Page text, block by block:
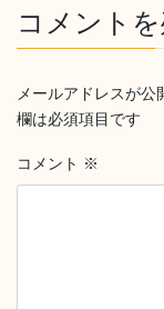
コメント
メールアドレスが公
欄は必須項目です
コメント ※